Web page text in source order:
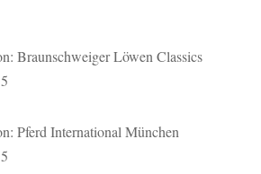
Braunschweiger Löwen Classics
Pferd International München